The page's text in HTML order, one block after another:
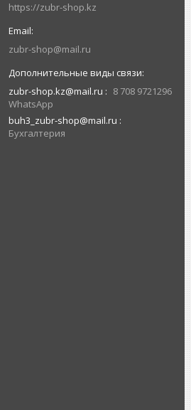
https://zubr-shop.kz
zubr-shop@mail.ru
zubr-shop.kz@mail.ru
8 708 9721296
WhatsApp
buh3_zubr-shop@mail.ru
Бухгалтерия